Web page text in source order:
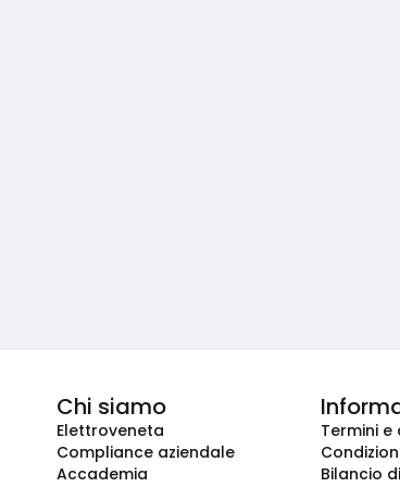
Chi siamo
Elettroveneta
Compliance aziendale
Accademia
Termini e
Bilancio